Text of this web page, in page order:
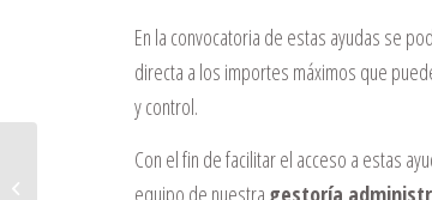
En la convocatoria de estas ayudas se
directa a los importes máximos que
y control.
Con el fin de facilitar el acceso a estas
equipo de nuestra gestoría
Las nuevas formas de contratar